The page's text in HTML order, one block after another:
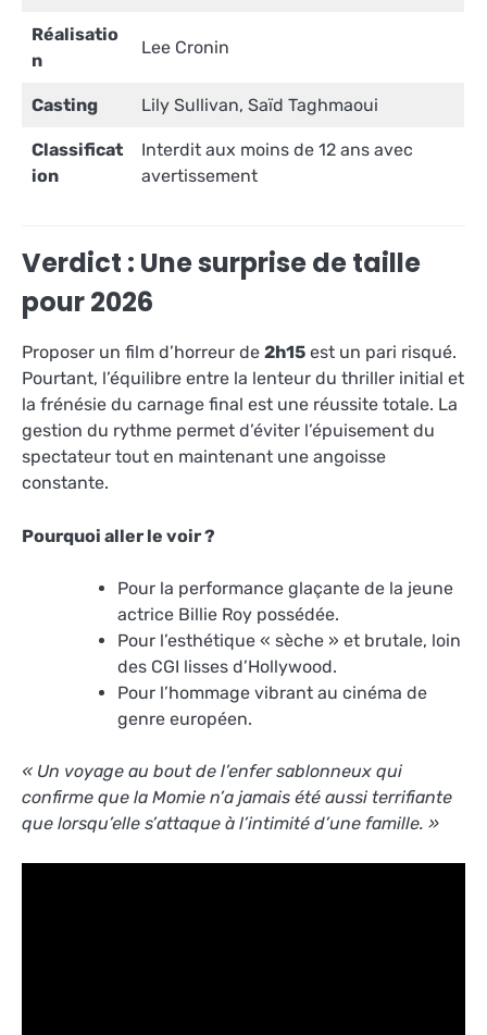
Réalisatio
n
Lee Cronin
Casting Lily Sullivan, Saïd Taghmaoui
Classificat
ion
Interdit aux moins de 12 ans avec
avertissement
Verdict : Une surprise de taille
pour 2026
Proposer un film d’horreur de 2h15 est un pari risqué.
Pourtant, l’équilibre entre la lenteur du thriller initial et
la frénésie du carnage final est une réussite totale. La
gestion du rythme permet d’éviter l’épuisement du
spectateur tout en maintenant une angoisse
constante.
Pourquoi aller le voir ?
Pour la performance glaçante de la jeune
actrice Billie Roy possédée.
Pour l’esthétique « sèche » et brutale, loin
des CGI lisses d’Hollywood.
Pour l’hommage vibrant au cinéma de
genre européen.
« Un voyage au bout de l’enfer sablonneux qui
confirme que la Momie n’a jamais été aussi terrifiante
que lorsqu’elle s’attaque à l’intimité d’une famille. »